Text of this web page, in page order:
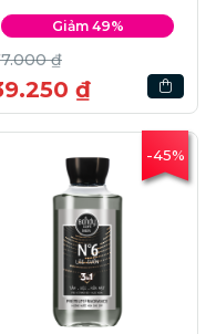
Giảm 49%
₫
₫
-45%